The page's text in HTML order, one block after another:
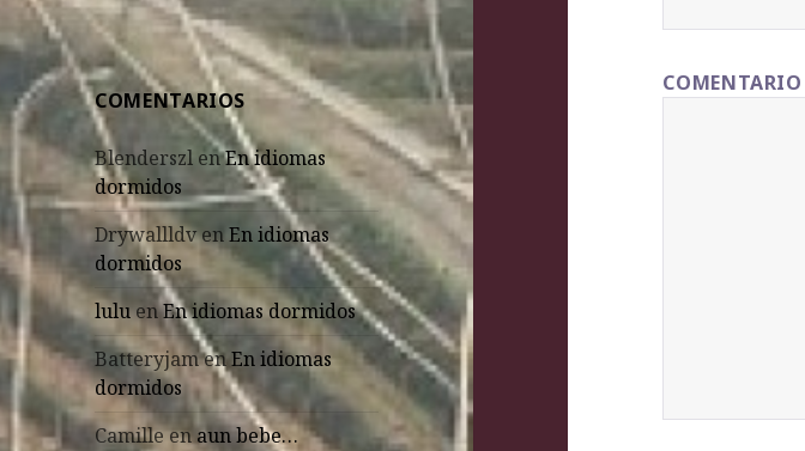
COMENTARIOS
Blenderszl enEn idiomas
dormidos
DrywallldvenEn idiomas
dormidos
luluenEn idiomas dormidos
BatteryjamenEn idiomas
dormidos
Camilleenaun bebe…
COMENTARIO